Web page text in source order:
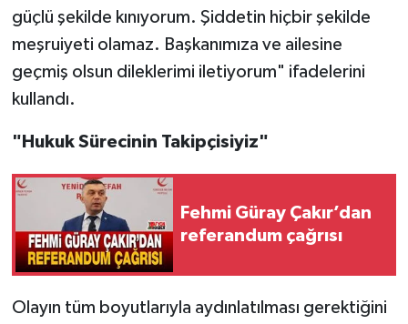
güçlü şekilde kınıyorum. Şiddetin hiçbir şekilde
meşruiyeti olamaz. Başkanımıza ve ailesine
geçmiş olsun dileklerimi iletiyorum" ifadelerini
kullandı.
"Hukuk Sürecinin Takipçisiyiz"
Fehmi Güray Çakır’dan
referandum çağrısı
Olayın tüm boyutlarıyla aydınlatılması gerektiğini